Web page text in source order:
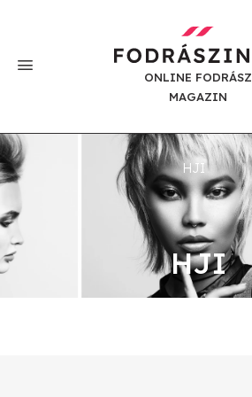
ONLINE FODRÁSZ
MAGAZIN
HJI
HJI